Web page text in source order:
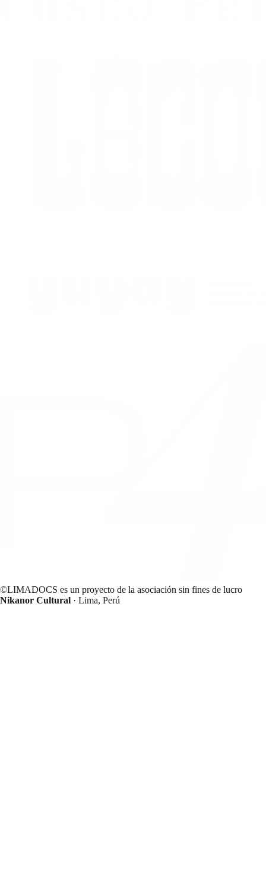
©LIMADOCS es un proyecto de la asociación sin fines de lucro
Nikanor Cultural · Lima, Perú